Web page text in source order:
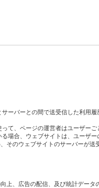
ーバーとの間で送受信した利用
て、ページの運営者はユーザーご
場合、ウェブサイトは、ユーザー
そのウェブサイトのサーバーが送
上、広告の配信、及び統計デー